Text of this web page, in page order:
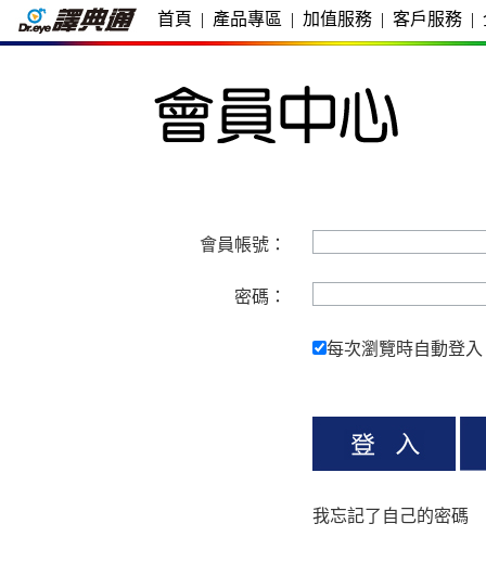
首頁 | 產品專區 | 加值服務 | 客戶服務 |
會員帳號：
密碼：
每次瀏覽時自動登入
我忘記了自己的密碼